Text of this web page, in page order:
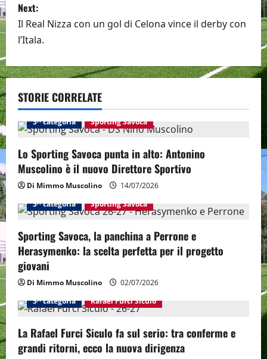
t
n
a
v
i
g
a
t
i
o
n
Next:
Il Real Nizza con un gol di Celona vince il derby con
l’Itala.
STORIE CORRELATE
3^ categoria Sporting Savoca
Lo Sporting Savoca punta in alto: Antonino
Muscolino è il nuovo Direttore Sportivo
Di Mimmo Muscolino
14/07/2026
3^ categoria
Sporting Savoca
Sporting Savoca, la panchina a Perrone e
Herasymenko: la scelta perfetta per il progetto
giovani
Di Mimmo Muscolino
02/07/2026
3^ categoria
Rafael Furci Siculo
La Rafael Furci Siculo fa sul serio: tra conferme e
grandi ritorni, ecco la nuova dirigenza